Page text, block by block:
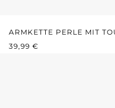
ARMKETTE PERLE MIT
REGULÄRER PREIS:
39,99 €